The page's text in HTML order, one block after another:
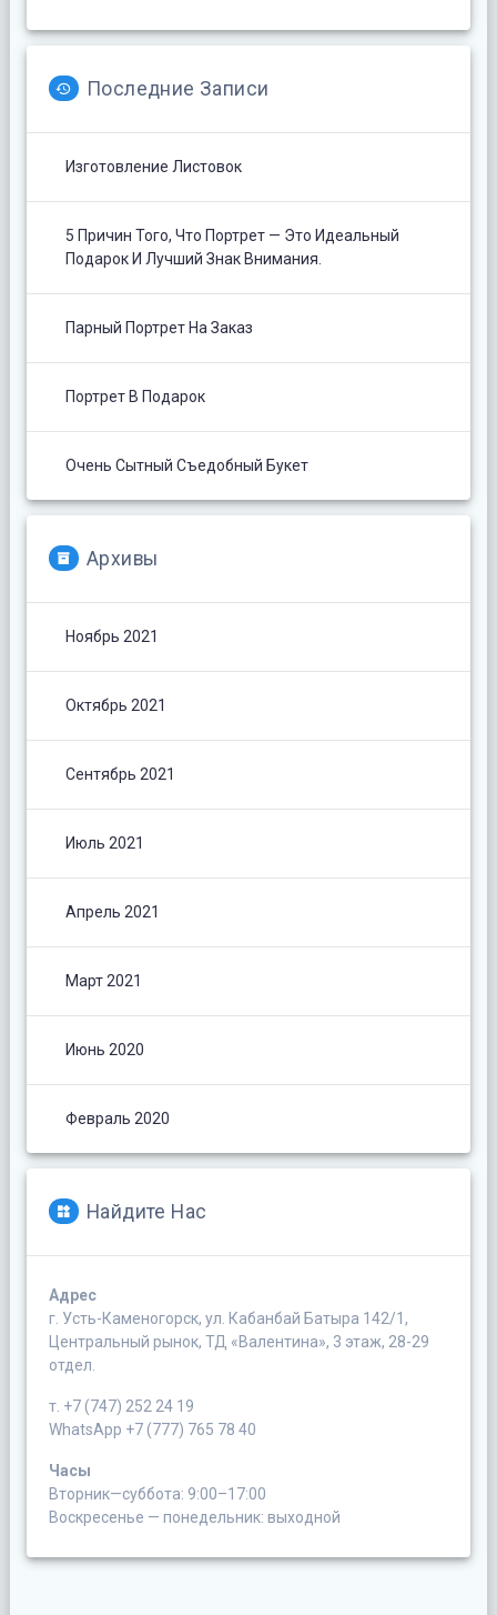
Последние Записи
Изготовление Листовок
5 Причин Того, Что Портрет — Это Идеальный
Подарок И Лучший Знак Внимания.
Парный Портрет На Заказ
Портрет В Подарок
Очень Сытный Съедобный Букет
Архивы
Ноябрь 2021
Октябрь 2021
Сентябрь 2021
Июль 2021
Апрель 2021
Март 2021
Июнь 2020
Февраль 2020
Найдите Нас
Адрес
г. Усть-Каменогорск, ул. Кабанбай Батыра 142/1,
Центральный рынок, ТД «Валентина», 3 этаж, 28-29
отдел.
т. +7 (747) 252 24 19
WhatsApp +7 (777) 765 78 40
Часы
Вторник—суббота: 9:00–17:00
Воскресенье — понедельник: выходной